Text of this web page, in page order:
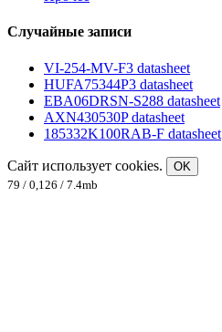
Случайные записи
VI-254-MV-F3 datasheet
HUFA75344P3 datasheet
EBA06DRSN-S288 datasheet
AXN430530P datasheet
185332K100RAB-F datasheet
Сайт использует cookies.
OK
79 / 0,126 / 7.4mb